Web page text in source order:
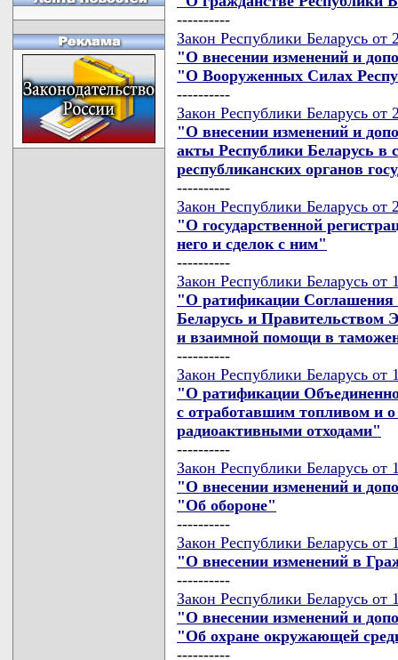
----------
Закон Республики Беларусь
"О внесении изменений и
"О Вооруженных Силах
----------
Закон Республики Беларусь
"О внесении изменений и
акты Республики Беларусь в
республиканских органов
----------
Закон Республики Беларусь
"О государственной
него и сделок с ним"
----------
Закон Республики Беларусь
"О ратификации Соглашения
Беларусь и Правительством
и взаимной помощи в
----------
Закон Республики Беларусь
"О ратификации
с отработавшим топливом и о
радиоактивными отходами"
----------
Закон Республики Беларусь
"О внесении изменений и
"Об обороне"
----------
Закон Республики Беларусь
"О внесении изменений в
----------
Закон Республики Беларусь
"О внесении изменений и
"Об охране окружающей
----------